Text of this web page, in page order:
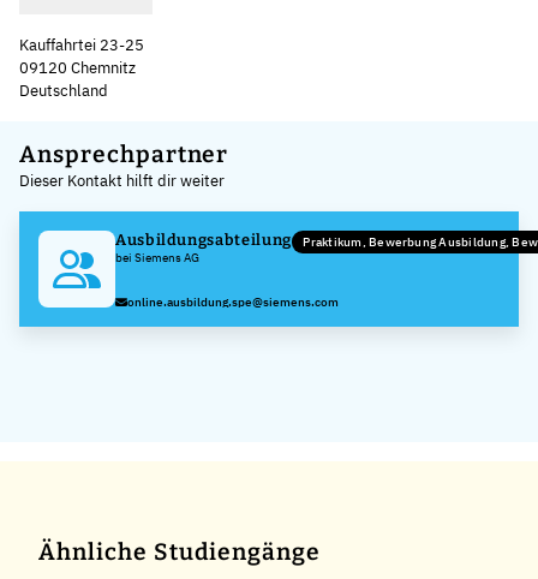
Kauffahrtei 23-25
09120 Chemnitz
Deutschland
+
−
Ansprechpartner
Dieser Kontakt hilft dir weiter
Ausbildungsabteilung
bei Siemens AG
Praktikum, Bewerbung Ausbildung,
online.ausbildung.spe@siemens.com
Ähnliche Studiengänge